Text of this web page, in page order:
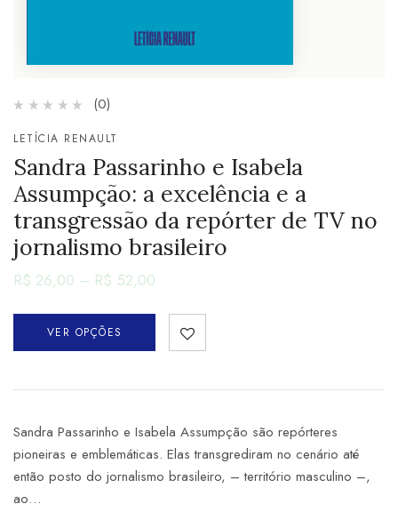
(0)
LETÍCIA RENAULT
Sandra Passarinho e Isabela
Assumpção: a excelência e a
transgressão da repórter de TV no
jornalismo brasileiro
R$ 26,00 – R$ 52,00
VER OPÇÕES
Sandra Passarinho e Isabela Assumpção são repórteres
pioneiras e emblemáticas. Elas transgrediram no cenário até
então posto do jornalismo brasileiro, – território masculino –,
ao…